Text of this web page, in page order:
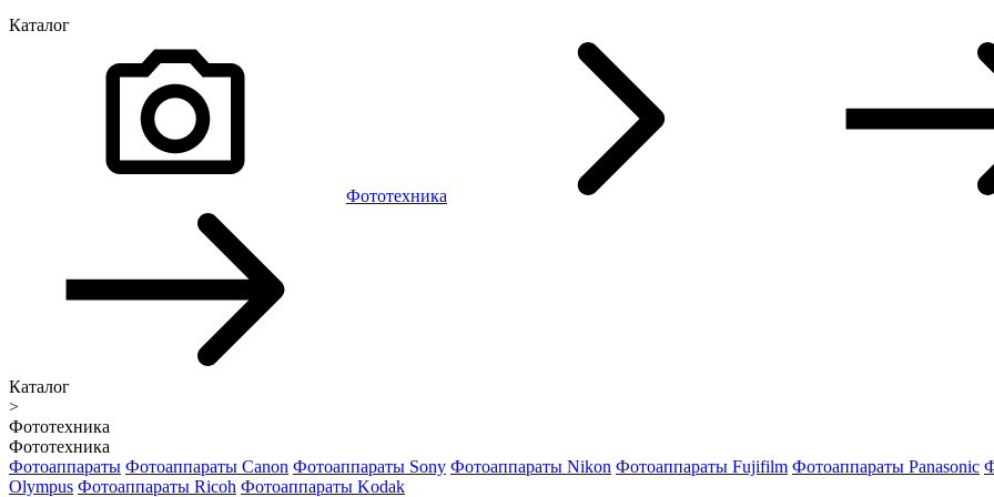
Каталог
Фототехника
Каталог
>
Фототехника
Фототехника
Фотоаппараты Фотоаппараты Canon Фотоаппараты Sony Фотоаппараты Nikon Фотоаппараты Fujifilm Фотоаппараты Panasonic
Olympus Фотоаппараты Ricoh Фотоаппараты Kodak